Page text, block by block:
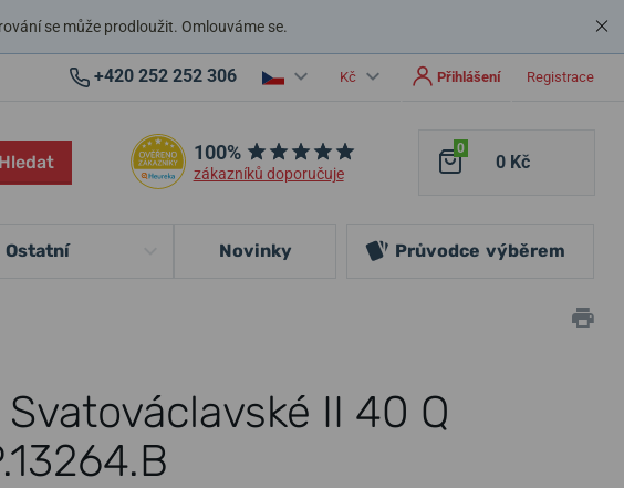
se může prodloužit. Omlouváme se.
+420 252 252 306 Kč Přihlášení Registrace
Hledat 100%
zákazníků doporučuje
0
0 Kč
Ostatní Novinky Průvodce výběrem
Svatováclavské II 40 Q